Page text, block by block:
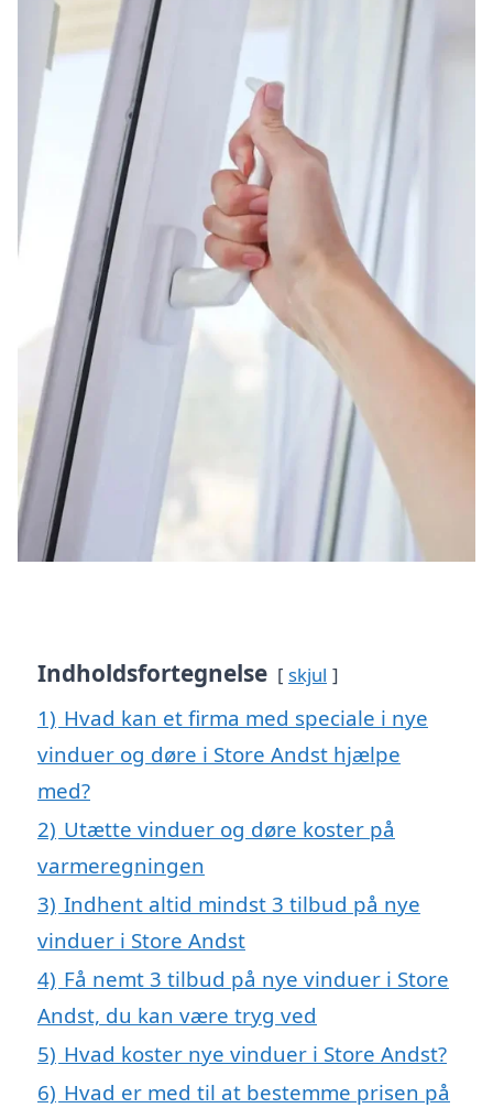
Indholdsfortegnelse skjul
1) Hvad kan et firma med speciale i nye
vinduer og døre i Store Andst hjælpe
med?
2) Utætte vinduer og døre koster på
varmeregningen
3) Indhent altid mindst 3 tilbud på nye
vinduer i Store Andst
4) Få nemt 3 tilbud på nye vinduer i Store
Andst, du kan være tryg ved
5) Hvad koster nye vinduer i Store Andst?
6) Hvad er med til at bestemme prisen på